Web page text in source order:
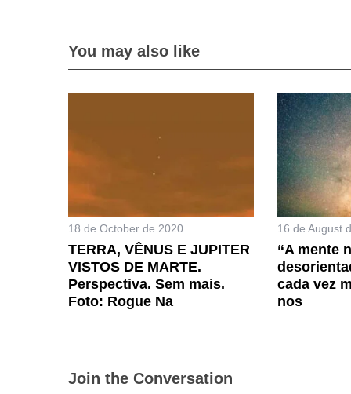
You may also like
18 de October de 2020
TERRA, VÊNUS E JUPITER
VISTOS DE MARTE.
Perspectiva. Sem mais.
Foto: Rogue Na
16 de August
“A mente
cada vez
nos
Join the Conversation